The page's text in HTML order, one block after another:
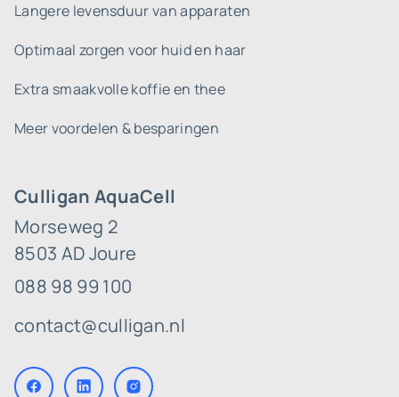
Culligan AquaCell
Morseweg 2
8503 AD Joure
088 98 99 100
contact@culligan.nl
Langere levensduur van apparaten
Optimaal zorgen voor huid en haar
Extra smaakvolle koffie en thee
Meer voordelen & besparingen